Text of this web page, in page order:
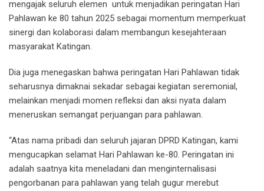
mengajak seluruh elemen untuk menjadikan peringatan Hari
Pahlawan ke 80 tahun 2025 sebagai momentum memperkuat
sinergi dan kolaborasi dalam membangun kesejahteraan
masyarakat Katingan.
Dia juga menegaskan bahwa peringatan Hari Pahlawan tidak
seharusnya dimaknai sekadar sebagai kegiatan seremonial,
melainkan menjadi momen refleksi dan aksi nyata dalam
meneruskan semangat perjuangan para pahlawan.
“Atas nama pribadi dan seluruh jajaran DPRD Katingan, kami
mengucapkan selamat Hari Pahlawan ke-80. Peringatan ini
adalah saatnya kita meneladani dan menginternalisasi
pengorbanan para pahlawan yang telah gugur merebut